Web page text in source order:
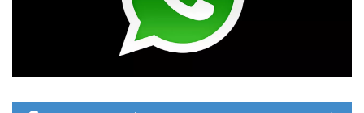
Trucos